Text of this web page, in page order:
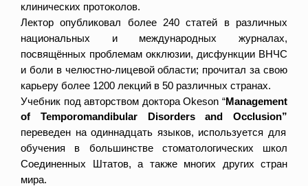
клинических протоколов.
Лектор опубликовал более 240 статей в различных
национальных и международных журналах,
посвящённых проблемам окклюзии, дисфункции ВНЧС
и боли в челюстно-лицевой области; прочитал за свою
карьеру более 1200 лекций в 50 различных странах.
Учебник под авторством доктораOkeson “Management
of
Temporomandibular Disorders and Occlusion”
переведен на одиннадцать языков, используется для
обучения в большинстве стоматологических школ
Соединенных Штатов, а также многих других стран
мира.